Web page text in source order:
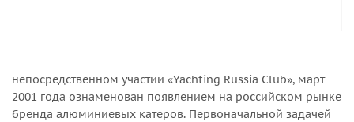
непосредственном участии «Yachting Russia Club», март
2001 года ознаменован появлением на российском рынке
бренда алюминиевых катеров. Первоначальной задачей